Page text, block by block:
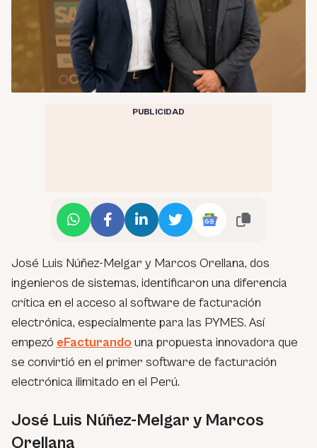
PUBLICIDAD
José Luis Núñez-Melgar y Marcos Orellana, dos
ingenieros de sistemas, identificaron una diferencia
crítica en el acceso al software de facturación
electrónica, especialmente para las PYMES. Así
empezó eFacturando una propuesta innovadora que
se convirtió en el primer software de facturación
electrónica ilimitado en el Perú.
José Luis Núñez-Melgar y Marcos
Orellana